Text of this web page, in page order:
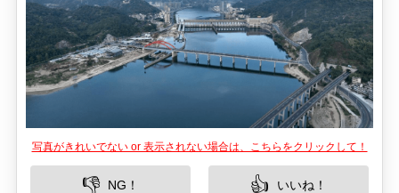
写真がきれいでない or 表示されない場合は、こちらをクリックして！
👎 NG！ 👍 いいね！
麗水市に位置する瓯江亭は、その美しい自然景観
と歴史的価値で訪れる者を魅了する観光スポット